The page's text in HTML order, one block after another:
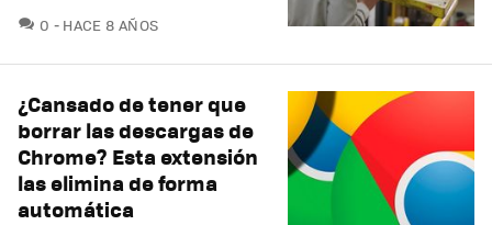
0 COMENTARIOS
HACE 8 AÑOS
¿Cansado de tener que
borrar las descargas de
Chrome? Esta extensión
las elimina de forma
automática